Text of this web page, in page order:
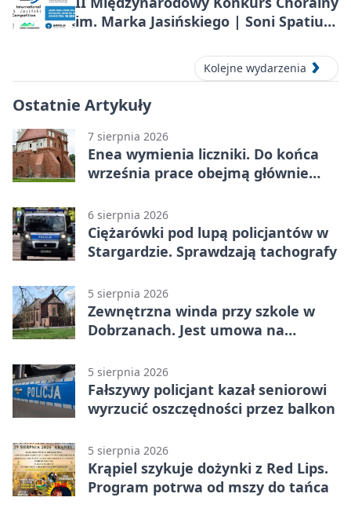
im. Marka Jasińskiego | Soni Spatium
Kolejne wydarzenia
Ostatnie Artykuły
7 sierpnia 2026
Enea wymienia liczniki. Do końca
września prace obejmą głównie
6 sierpnia 2026
Ciężarówki pod lupą policjantów w
Stargardzie. Sprawdzają tachografy
5 sierpnia 2026
Zewnętrzna winda przy szkole w
Dobrzanach. Jest umowa na
5 sierpnia 2026
Fałszywy policjant kazał seniorowi
wyrzucić oszczędności przez balkon
5 sierpnia 2026
Krąpiel szykuje dożynki z Red Lips.
Program potrwa od mszy do tańca